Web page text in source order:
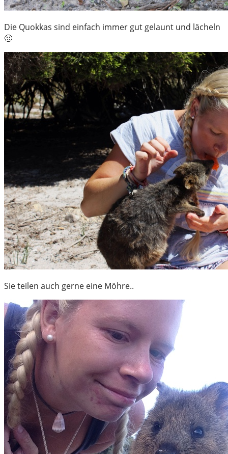
Die Quokkas sind einfach immer gut gelaunt und lächeln
🙂
Sie teilen auch gerne eine Möhre..